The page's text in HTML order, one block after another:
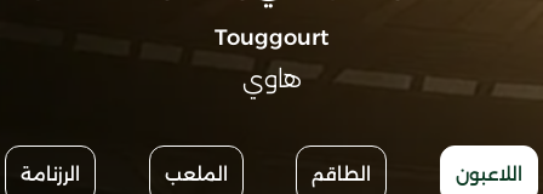
Touggourt
هاوي
اللاعبون الطاقم الملعب الرزنامة